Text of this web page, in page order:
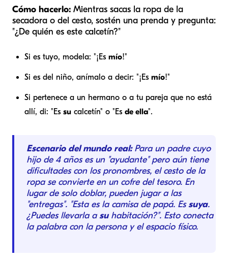
Cómo hacerlo: Mientras sacas la ropa de la
secadora o del cesto, sostén una prenda y pregunta:
"¿De quién es este calcetín?"
Si es tuyo, modela: "¡Es mío!"
Si es del niño, anímalo a decir: "¡Es mío!"
Si pertenece a un hermano o a tu pareja que no está
allí, di: "Es su calcetín" o "Es de ella".
Escenario del mundo real:Para un padre cuyo
hijo de 4 años es un "ayudante" pero aún tiene
dificultades con los pronombres, el cesto de la
ropa se convierte en un cofre del tesoro. En
lugar de solo doblar, pueden jugar a las
"entregas". "Esta es la camisa de papá. Essuya.
¿Puedes llevarla asuhabitación?". Esto conecta
la palabra con la persona y el espacio físico.